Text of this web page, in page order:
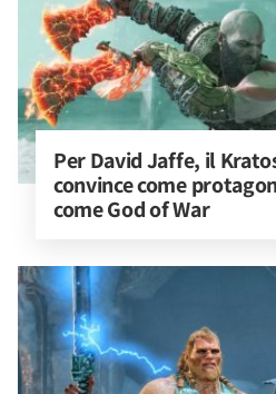
Per David Jaffe, il
convince come
come God of War